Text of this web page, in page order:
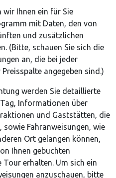
wir Ihnen ein für Sie
mit Daten, den von
und zusätzlichen
(Bitte, schauen Sie sich die
an, die bei jeder
angegeben sind.)
werden Sie detaillierte
Informationen über
und Gaststätten, die
Fahranweisungen, wie
Ort gelangen können,
Ihnen gebuchten
erhalten. Um sich ein
anzuschauen, bitte